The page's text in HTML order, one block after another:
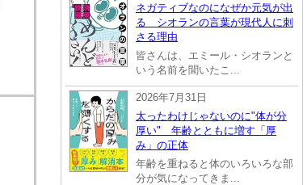
ネガティブなのになぜか元気が出
る シオランの言葉が現代人に刺
さる理由
皆さんは、エミール・シオランと
いう名前を聞いたこ...
2026年7月31日
太ったわけじゃないのに"体が分
厚い" 年齢とともに増す「厚
み」の正体
年齢を重ねると体のいろいろな部
分が気になってきま...